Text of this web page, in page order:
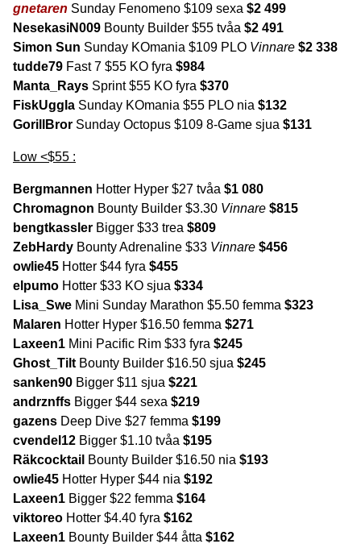
gnetaren Sunday Fenomeno $109 sexa $2 499
NesekasiN009 Bounty Builder $55 tvåa $2 491
Simon Sun Sunday KOmania $109 PLO Vinnare $2 338
tudde79 Fast 7 $55 KO fyra $984
Manta_Rays Sprint $55 KO fyra $370
FiskUggla Sunday KOmania $55 PLO nia $132
GorillBror Sunday Octopus $109 8-Game sjua $131
Low <$55 :
Bergmannen Hotter Hyper $27 tvåa $1 080
Chromagnon Bounty Builder $3.30 Vinnare $815
bengtkassler Bigger $33 trea $809
ZebHardy Bounty Adrenaline $33 Vinnare $456
owlie45 Hotter $44 fyra $455
elpumo Hotter $33 KO sjua $334
Lisa_Swe Mini Sunday Marathon $5.50 femma $323
Malaren Hotter Hyper $16.50 femma $271
Laxeen1 Mini Pacific Rim $33 fyra $245
Ghost_Tilt Bounty Builder $16.50 sjua $245
sanken90 Bigger $11 sjua $221
andrznffs Bigger $44 sexa $219
gazens Deep Dive $27 femma $199
cvendel12 Bigger $1.10 tvåa $195
Räkcocktail Bounty Builder $16.50 nia $193
owlie45 Hotter Hyper $44 nia $192
Laxeen1 Bigger $22 femma $164
viktoreo Hotter $4.40 fyra $162
Laxeen1 Bounty Builder $44 åtta $162